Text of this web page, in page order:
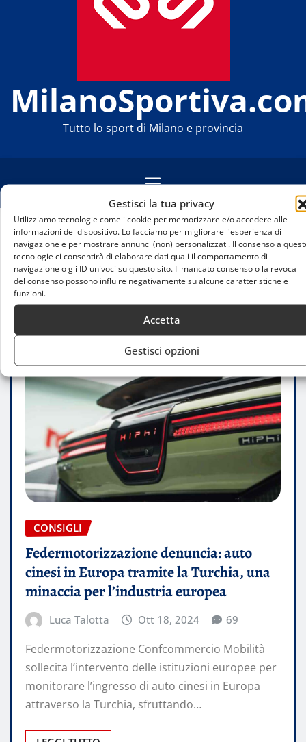
Gestisci la tua privacy
Utilizziamo tecnologie come i cookie per memorizzare e/o accedere alle
informazioni del dispositivo. Lo facciamo per migliorare l'esperienza di
navigazione e per mostrare annunci (non) personalizzati. Il consenso a
tecnologie ci consentirà di elaborare dati quali il comportamento di
navigazione o gli ID univoci su questo sito. Il mancato consenso o la revoca
del consenso possono influire negativamente su alcune caratteristiche e
funzioni.
Accetta
Gestisci opzioni
Tutto lo sport di Milano e provincia
Home
Federmotorizzazione denuncia: auto cinesi in
Europa tramite la Turchia, una minaccia per l’industria
europea
CONSIGLI
Federmotorizzazione denuncia: auto
cinesi in Europa tramite la Turchia, una
minaccia per l’industria europea
Luca Talotta Ott 18, 2024 69
Federmotorizzazione Confcommercio Mobilità
sollecita l’intervento delle istituzioni europee per
monitorare l’ingresso di auto cinesi in Europa
attraverso la Turchia, sfruttando…